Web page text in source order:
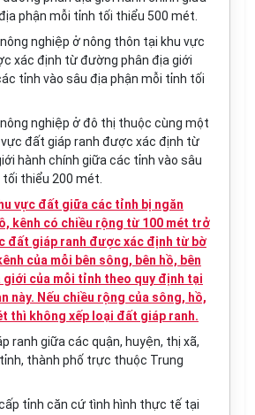
phận mỗi tỉnh tối thiểu 500 mét.
nghiệp ở nông thôn tại khu vực
xác định từ đường phân địa giới
tỉnh vào sâu địa phận mỗi tỉnh tối
nghiệp ở đô thị thuộc cùng một
vực đất giáp ranh được xác định từ
hành chính giữa các tỉnh vào sâu
thiểu 200 mét.
vực đất giữa các tỉnh bị ngăn
kênh có chiều rộng từ 100 mét trở
đất giáp ranh được xác định từ bờ
của mỗi bên sông, bên hồ, bên
giới của mỗi tỉnh theo quy định tại
này. Nếu chiều rộng của sông, hồ,
thì không xếp loại đất giáp ranh.
ranh giữa các quận, huyện, thị xã,
thành phố trực thuộc Trung
tỉnh căn cứ tình hình thực tế tại